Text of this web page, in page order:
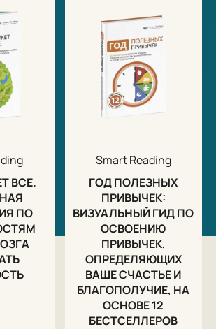
белому полю, отделяющему вас от
исчерпывающий набор
помогут вам:
и спланировать путь;
навыки и возможности;
на препятствия и страх;
эффективность! Мы прочли за вас
многие дни поиска и чтения, и
ориентированные и
не только. Мы визуализировали
В виде инфографики они лучше
и легче запоминаются. А 10
книги напомнят о самом
ООО «Смарт Ридинг».
ВСЕ.
ПО
Smart Reading
ГОД ПОЛЕЗНЫХ
ПРИВЫЧЕК:
ВИЗУАЛЬНЫЙ ГИД ПО
ОСВОЕНИЮ
ПРИВЫЧЕК,
ОПРЕДЕЛЯЮЩИХ
ВАШЕ СЧАСТЬЕ И
БЛАГОПОЛУЧИЕ, НА
ОСНОВЕ 12
БЕСТСЕЛЛЕРОВ